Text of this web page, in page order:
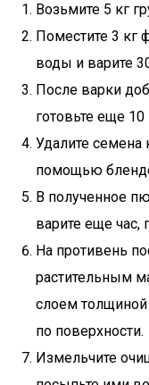
Возьмите 5 кг
Поместите 3 кг
воды и варите
После варки
готовьте еще
Удалите семена
помощью
В полученное
варите еще час,
На противень
растительным
слоем
по поверхности.
Измельчите